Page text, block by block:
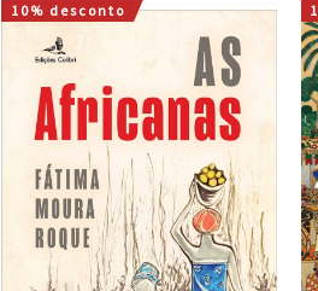
10% desconto
O
preço
original
era:
12,00 €.
O
10,80 €.